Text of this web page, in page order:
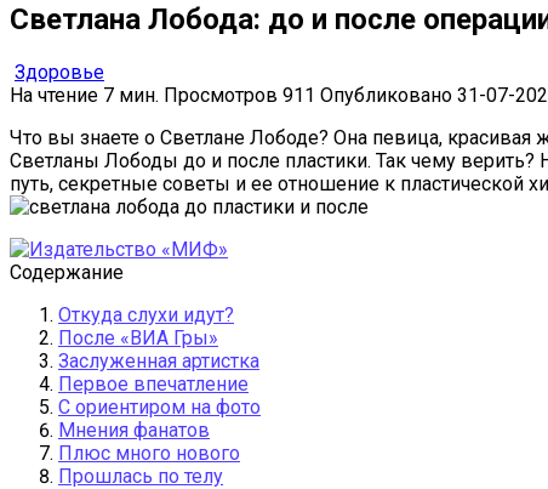
Светлана Лобода: до и после
Здоровье
На чтение 7 мин. Просмотров 911 Опубликовано 31-07-
Что вы знаете о Светлане Лободе? Она певица,
Светланы Лободы до и после пластики. Так чему
путь, секретные советы и ее отношение к пластической
Содержание
Откуда слухи идут?
После «ВИА Гры»
Заслуженная артистка
Первое впечатление
С ориентиром на фото
Мнения фанатов
Плюс много нового
Прошлась по телу